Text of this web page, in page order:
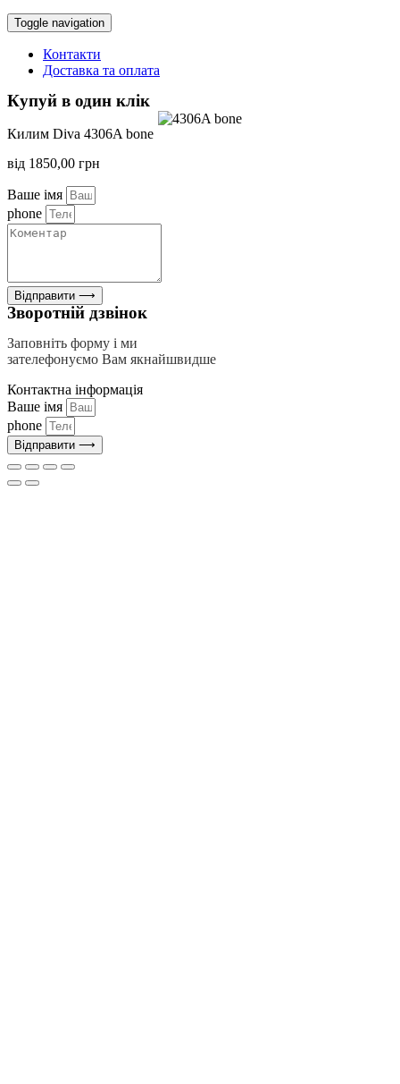
Toggle navigation
Контакти
Доставка та оплата
Купуй в один клік
Килим Diva 4306A bone
від 1850,00 грн
Ваше імя
phone
Відправити ⟶
Зворотній дзвінок
Заповніть форму і ми
зателефонуємо Вам якнайшвидше
Контактна інформація
Ваше імя
phone
Відправити ⟶